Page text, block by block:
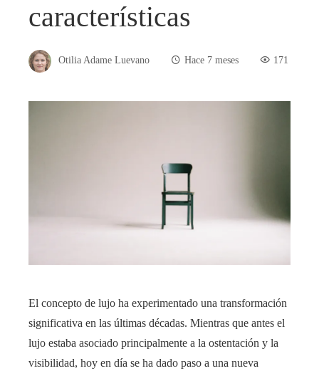
características
Otilia Adame Luevano Hace 7 meses 171
El concepto de lujo ha experimentado una transformación
significativa en las últimas décadas. Mientras que antes el
lujo estaba asociado principalmente a la ostentación y la
visibilidad, hoy en día se ha dado paso a una nueva